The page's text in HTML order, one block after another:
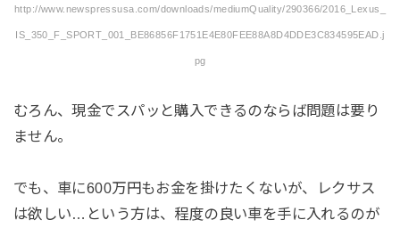
http://www.newspressusa.com/downloads/mediumQuality/290366/2016_Lexus_
IS_350_F_SPORT_001_BE86856F1751E4E80FEE88A8D4DDE3C834595EAD.j
pg
むろん、現金でスパッと購入できるのならば問題は要り
ません。
でも、車に600万円もお金を掛けたくないが、レクサス
は欲しい…という方は、程度の良い車を手に入れるのが